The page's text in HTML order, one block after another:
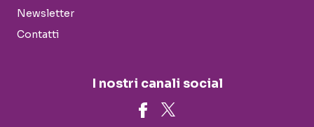
Newsletter
Contatti
I nostri canali social